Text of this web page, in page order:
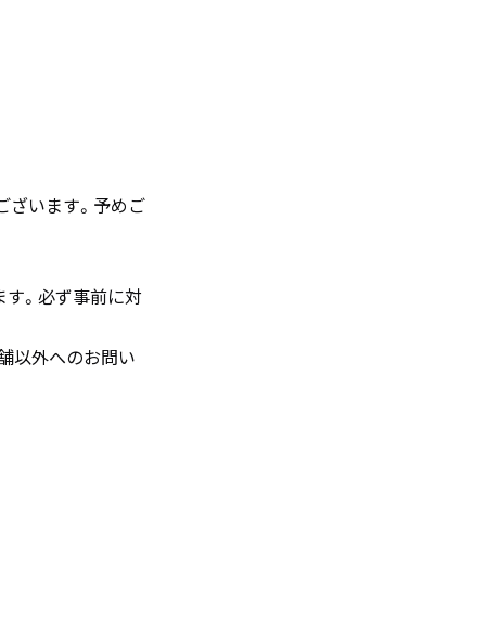
ざいます。予めご
。必ず事前に対
以外へのお問い